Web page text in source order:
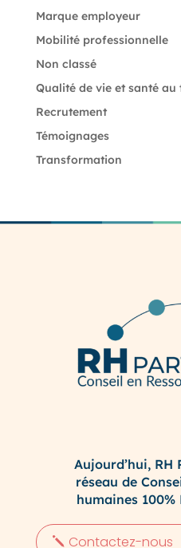
Marque employeur
Mobilité professionnelle
Non classé
Qualité de vie et santé au
Recrutement
Témoignages
Transformation
Aujourd’hui, RH
réseau de
humaines
Contactez-nous